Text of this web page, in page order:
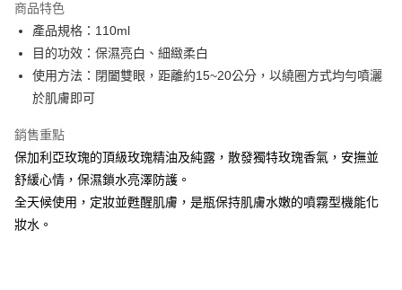
悠遊付
ATM付款
貨到付款
運送方式
付款後 全家取貨 (指定全家, 限時免運)
免運費
付款後全家取貨 (甜蜜情人節 限時免運)
商品特色
產品規格：110ml
目的功效：保濕亮白、細緻柔白
使用方法：閉闔雙眼，距離約15~20公分，以繞圈方式均勻噴灑
於肌膚即可
銷售重點
保加利亞玫瑰的頂級玫瑰精油及純露，散發獨特玫瑰香氣，安撫並
舒緩心情，保濕鎖水亮澤防護。
全天候使用，定妝並甦醒肌膚，是瓶保持肌膚水嫩的噴霧型機能化
妝水。